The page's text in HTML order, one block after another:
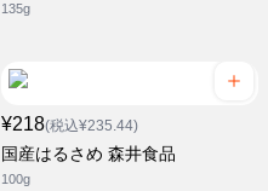
135g
¥218(税込¥235.44)
国産はるさめ 森井食品
100g